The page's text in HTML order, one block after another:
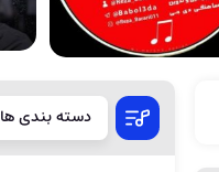
دسته بندی ها